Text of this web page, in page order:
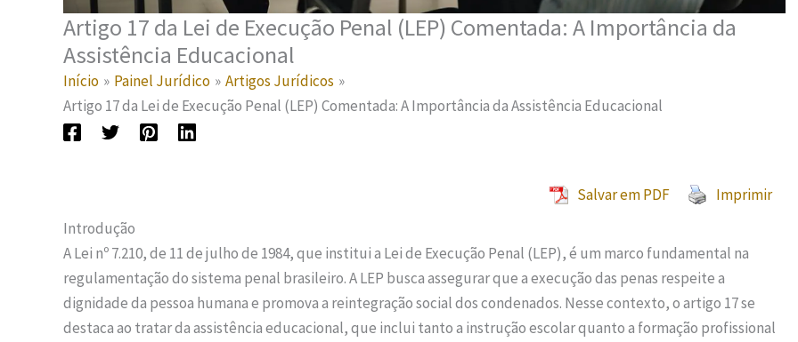
Artigo 17 da Lei de Execução Penal (LEP) Comentada: A Importância da
Assistência Educacional
Início Painel Jurídico
Artigos Jurídicos
Artigo 17 da Lei de Execução Penal (LEP) Comentada: A Importância da Assistência Educacional
Salvar em PDF
Imprimir
Introdução
A Lei nº 7.210, de 11 de julho de 1984, que institui a Lei de Execução Penal (LEP), é um marco fundamental na
regulamentação do sistema penal brasileiro. A LEP busca assegurar que a execução das penas respeite a
dignidade da pessoa humana e promova a reintegração social dos condenados. Nesse contexto, o artigo 17 se
destaca ao tratar da assistência educacional, que inclui tanto a instrução escolar quanto a formação profissional